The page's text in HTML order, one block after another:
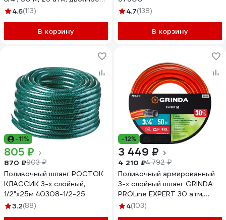
армирование 429009-3/4-
4.6(113)
В корзину
4.7(138)
В корзину
-11%
805 ₽
870 ₽903 ₽
Поливочный шланг РОСТОК
КЛАССИК 3-х слойный,
1/2"х25м 40308-1/2-25
3.2(88)
-12%
3 449 ₽
4 210 ₽4 792 ₽
Поливочный армированный
3-х слойный шланг GRINDA
PROLine EXPERT 30 атм,
3/4"х50м 8-429005-3/4-
4(103)